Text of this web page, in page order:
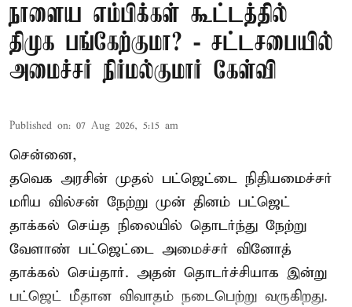
நாளைய எம்பிக்கள் கூட்டத்தில்
திமுக பங்கேற்குமா? - சட்டசபையில்
அமைச்சர் நிர்மல்குமார் கேள்வி
Published on: 07 Aug 2026, 5:15 am
சென்னை,
தவெக அரசின் முதல் பட்ஜெட்டை நிதியமைச்சர்
மரிய வில்சன் நேற்று முன் தினம் பட்ஜெட்
தாக்கல் செய்த நிலையில் தொடர்ந்து நேற்று
வேளாண் பட்ஜெட்டை அமைச்சர் வினோத்
தாக்கல் செய்தார். அதன் தொடர்ச்சியாக இன்று
பட்ஜெட் மீதான விவாதம் நடைபெற்று வருகிறது.